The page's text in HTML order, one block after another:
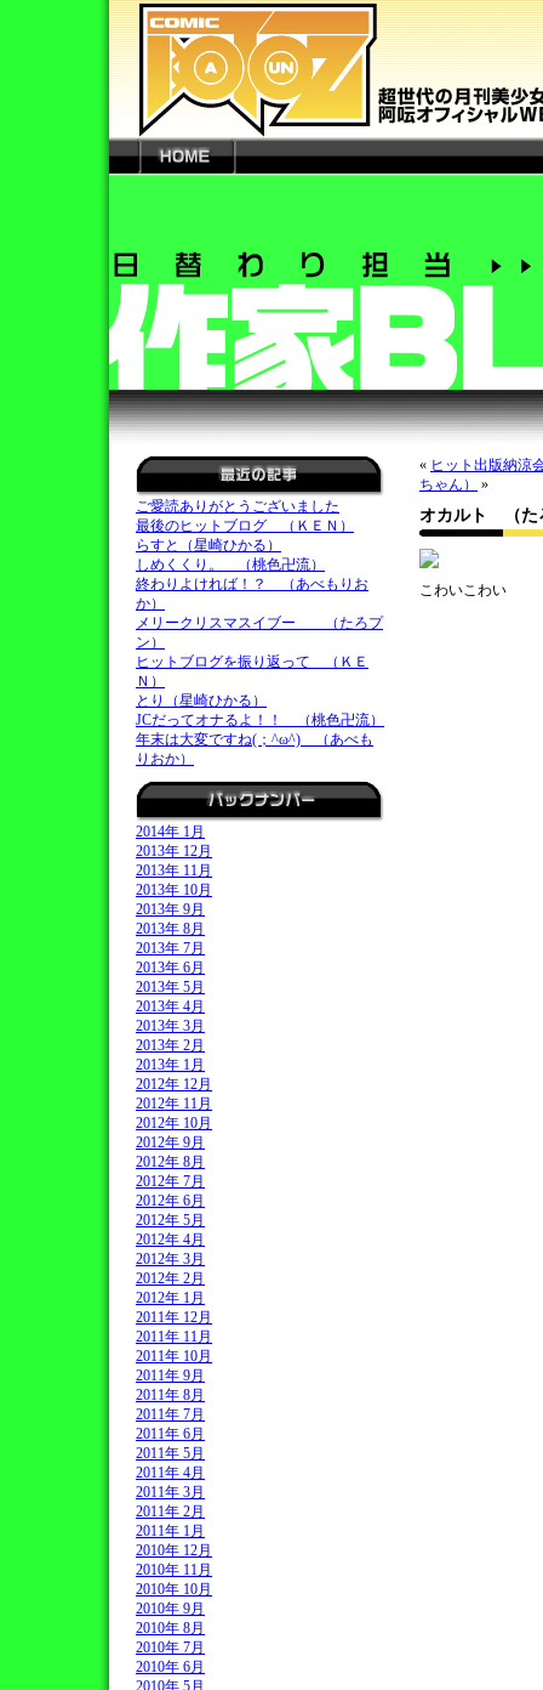
ご愛読ありがとうございました
最後のヒットブログ （ＫＥＮ）
らすと（星崎ひかる）
しめくくり。 （桃色卍流）
終わりよければ！？ （あべもりお
か）
メリークリスマスイブー （たろプ
ン）
ヒットブログを振り返って （ＫＥ
Ｎ）
とり（星崎ひかる）
JCだってオナるよ！！ （桃色卍流）
年末は大変ですね(；^ω^) （あべも
りおか）
2014年 1月
2013年 12月
2013年 11月
2013年 10月
2013年 9月
2013年 8月
2013年 7月
2013年 6月
2013年 5月
2013年 4月
2013年 3月
2013年 2月
2013年 1月
2012年 12月
2012年 11月
2012年 10月
2012年 9月
2012年 8月
2012年 7月
2012年 6月
2012年 5月
2012年 4月
2012年 3月
2012年 2月
2012年 1月
2011年 12月
2011年 11月
2011年 10月
2011年 9月
2011年 8月
2011年 7月
2011年 6月
2011年 5月
2011年 4月
2011年 3月
2011年 2月
2011年 1月
2010年 12月
2010年 11月
2010年 10月
2010年 9月
2010年 8月
2010年 7月
2010年 6月
2010年 5月
« ヒット出版納涼
ちゃん）
»
オカルト （た
こわいこわい